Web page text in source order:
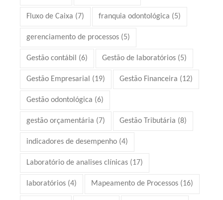
Fluxo de Caixa (7) franquia odontológica (5)
gerenciamento de processos (5)
Gestão contábil (6) Gestão de laboratórios (5)
Gestão Empresarial (19) Gestão Financeira (12)
Gestão odontológica (6)
gestão orçamentária (7) Gestão Tributária (8)
indicadores de desempenho (4)
Laboratório de analises clínicas (17)
laboratórios (4) Mapeamento de Processos (16)